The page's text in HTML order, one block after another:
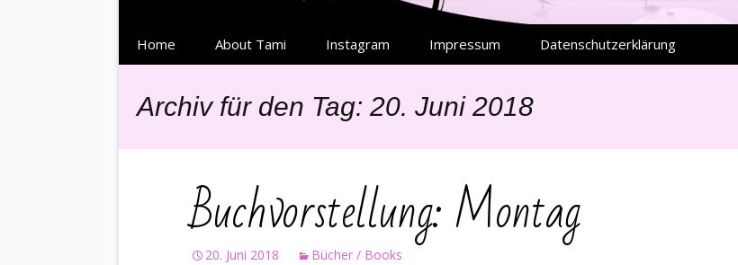
zum
Home About Tami Instagram Impressum Datenschutzerklärung
Archiv für den Tag: 20. Juni 2018
Buchvorstellung: Montag
20. Juni 2018 Bücher / Books